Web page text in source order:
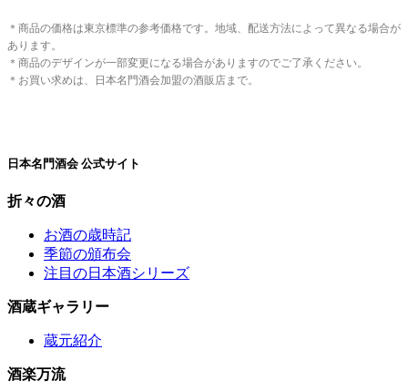
＊商品の価格は東京標準の参考価格です。地域、配送方法によって異なる場合が
あります。
＊商品のデザインが一部変更になる場合がありますのでご了承ください。
＊お買い求めは、日本名門酒会加盟の酒販店まで。
日本名門酒会 公式サイト
折々の酒
お酒の歳時記
季節の頒布会
注目の日本酒シリーズ
酒蔵ギャラリー
蔵元紹介
酒楽万流